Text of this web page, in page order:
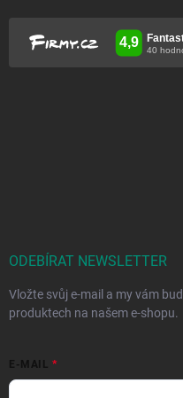
ODEBÍRAT NEWSLETTER
Vložte svůj e-mail a my vám
produktech na našem e-shopu.
E-MAIL